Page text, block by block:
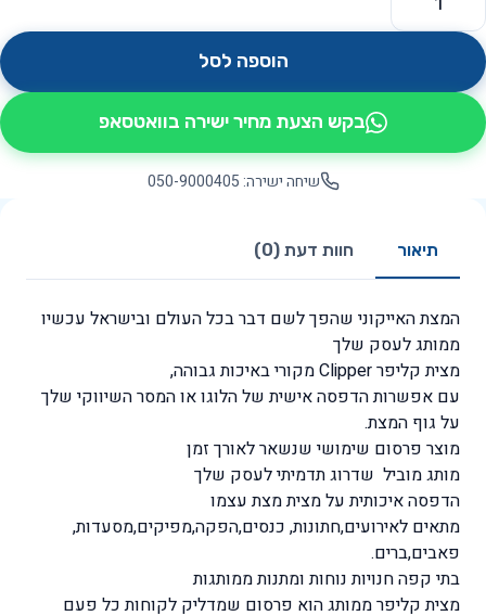
כמות של הדפסה על מצית מצת קליפר מקורי
הוספה לסל
בקש הצעת מחיר ישירה בוואטסאפ
שיחה ישירה: 050-9000405
תיאור חוות דעת (0)
המצת האייקוני שהפך לשם דבר בכל העולם ובישראל עכשיו
ממותג לעסק שלך
מצית​ קליפר Clipper מקורי באיכות גבוהה,
עם אפשרות הדפסה אישית של הלוגו או המסר השיווקי שלך
על גוף המצת.
מוצר פרסום שימושי שנשאר לאורך זמן
מותג מוביל ​ שדרוג תדמיתי לעסק שלך
הדפסה איכותית על מצית​ מצת עצמו
מתאים לאירועים,​חתונות, ​כנסים,הפקה,מפיקים,מסעדות,
פאבים,​ברים.
בתי קפה חנויות נוחות ומתנות ממותגות
מצית קליפר ממותג הוא פרסום שמדליק לקוחות כל פעם